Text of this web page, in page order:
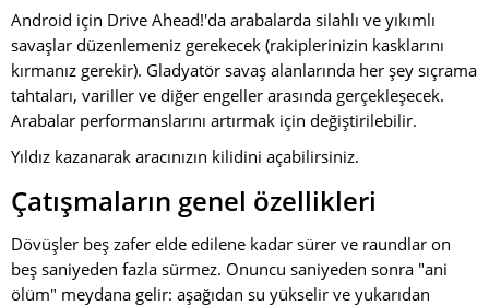
Android için Drive Ahead!'da arabalarda silahlı ve yıkımlı
savaşlar düzenlemeniz gerekecek (rakiplerinizin kasklarını
kırmanız gerekir). Gladyatör savaş alanlarında her şey sıçrama
tahtaları, variller ve diğer engeller arasında gerçekleşecek.
Arabalar performanslarını artırmak için değiştirilebilir.
Yıldız kazanarak aracınızın kilidini açabilirsiniz.
Çatışmaların genel özellikleri
Dövüşler beş zafer elde edilene kadar sürer ve raundlar on
beş saniyeden fazla sürmez. Onuncu saniyeden sonra "ani
ölüm" meydana gelir: aşağıdan su yükselir ve yukarıdan